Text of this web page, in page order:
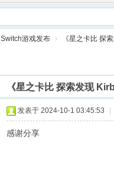
Switch游戏发布 › 《星之卡比 探
《星之卡比 探索发现
发表于 2024-10-1 03:45:53
感谢分享